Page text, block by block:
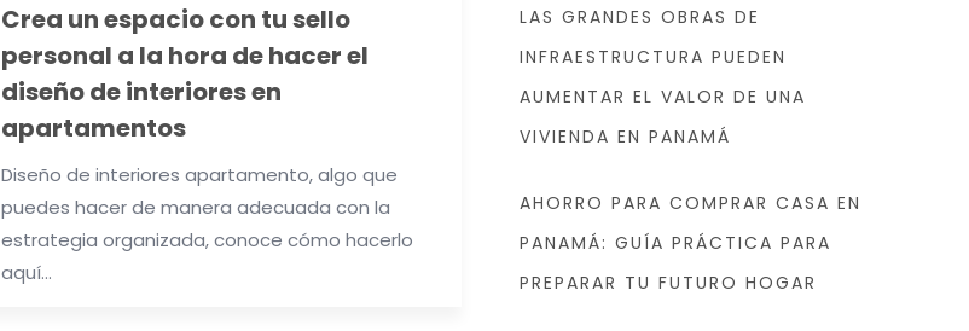
Crea un espacio con tu sello
personal a la hora de hacer el
diseño de interiores en
apartamentos
Diseño de interiores apartamento, algo que
puedes hacer de manera adecuada con la
estrategia organizada, conoce cómo hacerlo
aquí…
LAS GRANDES OBRAS DE
INFRAESTRUCTURA PUEDEN
AUMENTAR EL VALOR DE UNA
VIVIENDA EN PANAMÁ
AHORRO PARA COMPRAR CASA EN
PANAMÁ: GUÍA PRÁCTICA PARA
PREPARAR TU FUTURO HOGAR